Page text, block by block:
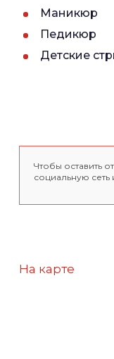
Маникюр
Педикюр
Детские
Чтобы оставить
социальную сеть
На карте